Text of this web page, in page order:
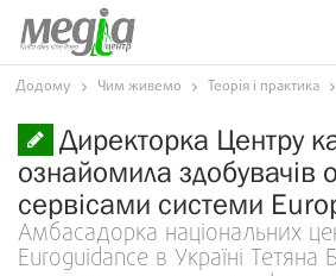
Додому Чим живемо Теорія і практика
Директорка Центру
ознайомила здобувачів
сервісами системи
Амбасадорка національних
Euroguidance в Україні Тетяна